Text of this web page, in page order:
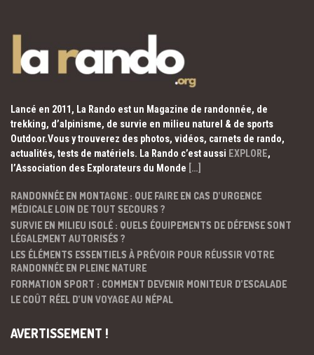
Lancé en 2011, La Rando est un Magazine de randonnée, de
trekking, d’alpinisme, de survie en milieu naturel & de sports
Outdoor.Vous y trouverez des photos, vidéos, carnets de rando,
actualités, tests de matériels. La Rando c’est aussi EXPLORE,
l’Association des Explorateurs du Monde […]
RANDONNÉE EN MONTAGNE : QUE FAIRE EN CAS D’URGENCE
MÉDICALE LOIN DE TOUT SECOURS ?
SURVIE EN MILIEU ISOLÉ : QUELS ÉQUIPEMENTS DE DÉFENSE SONT
LÉGALEMENT AUTORISÉS ?
LES ÉLÉMENTS ESSENTIELS À PRÉVOIR POUR RÉUSSIR VOTRE
RANDONNÉE EN PLEINE NATURE
FORMATION SPORT : COMMENT DEVENIR MONITEUR D’ESCALADE
LE COÛT RÉEL D’UN VOYAGE AU NÉPAL
AVERTISSEMENT !